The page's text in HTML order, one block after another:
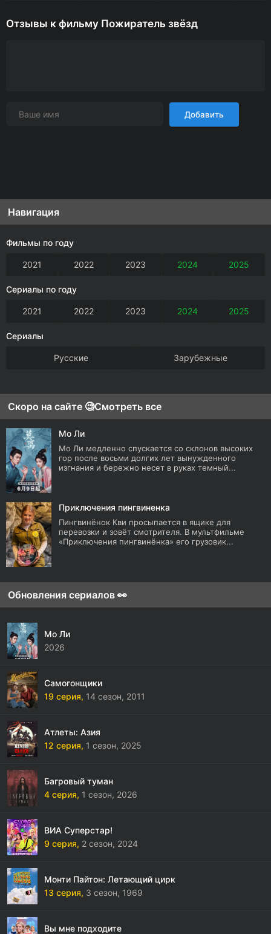
Отзывы к фильму Пожиратель звёзд
Добавить
Навигация
Фильмы по году
2021 2022 2023 2024 2025
Сериалы по году
2021 2022 2023 2024 2025
Сериалы
Русские Зарубежные
Скоро на сайте 🧐Смотреть все
Мо Ли
Мо Ли медленно спускается со склонов высоких
гор после восьми долгих лет вынужденного
изгнания и бережно несет в руках темный...
Приключения пингвиненка
Пингвинёнок Кви просыпается в ящике для
перевозки и зовёт смотрителя. В мультфильме
«Приключения пингвинёнка» его грузовик...
Обновления сериалов 👀
Мо Ли
2026
Самогонщики
19 серия, 14 сезон, 2011
Атлеты: Азия
12 серия, 1 сезон, 2025
Багровый туман
4 серия, 1 сезон, 2026
ВИА Суперстар!
9 серия, 2 сезон, 2024
Монти Пайтон: Летающий цирк
13 серия, 3 сезон, 1969
Вы мне подходите